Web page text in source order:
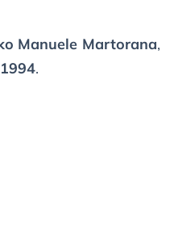
Manuele Martorana,
.